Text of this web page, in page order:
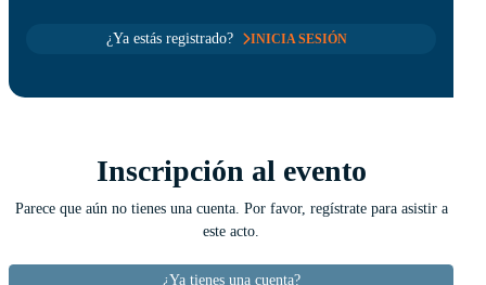
¿Ya estás registrado? INICIA SESIÓN
Inscripción al evento
Parece que aún no tienes una cuenta. Por favor, regístrate para asistir a
este acto.
¿Ya tienes una cuenta?